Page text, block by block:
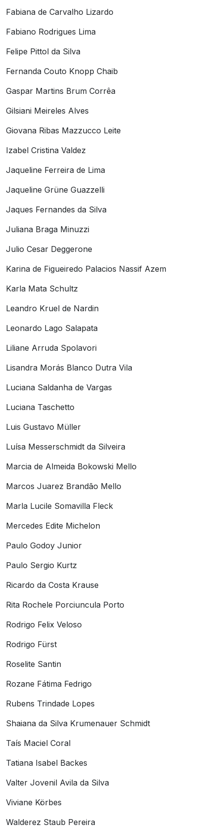
Fabiana de Carvalho Lizardo
Fabiano Rodrigues Lima
Felipe Pittol da Silva
Fernanda Couto Knopp Chaib
Gaspar Martins Brum Corrêa
Gilsiani Meireles Alves
Giovana Ribas Mazzucco Leite
Izabel Cristina Valdez
Jaqueline Ferreira de Lima
Jaqueline Grüne Guazzelli
Jaques Fernandes da Silva
Juliana Braga Minuzzi
Julio Cesar Deggerone
Karina de Figueiredo Palacios Nassif Azem
Karla Mata Schultz
Leandro Kruel de Nardin
Leonardo Lago Salapata
Liliane Arruda Spolavori
Lisandra Morás Blanco Dutra Vila
Luciana Saldanha de Vargas
Luciana Taschetto
Luis Gustavo Müller
Luísa Messerschmidt da Silveira
Marcia de Almeida Bokowski Mello
Marcos Juarez Brandão Mello
Marla Lucile Somavilla Fleck
Mercedes Edite Michelon
Paulo Godoy Junior
Paulo Sergio Kurtz
Ricardo da Costa Krause
Rita Rochele Porciuncula Porto
Rodrigo Felix Veloso
Rodrigo Fürst
Roselite Santin
Rozane Fátima Fedrigo
Rubens Trindade Lopes
Shaiana da Silva Krumenauer Schmidt
Taís Maciel Coral
Tatiana Isabel Backes
Valter Jovenil Avila da Silva
Viviane Körbes
Walderez Staub Pereira